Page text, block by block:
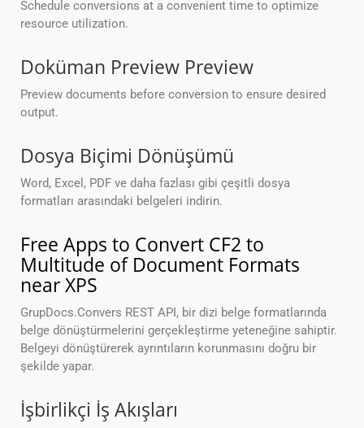
Schedule conversions at a convenient time to optimize
resource utilization.
Doküman Preview Preview
Preview documents before conversion to ensure desired
output.
Dosya Biçimi Dönüşümü
Word, Excel, PDF ve daha fazlası gibi çeşitli dosya
formatları arasındaki belgeleri indirin.
Free Apps to Convert CF2 to
Multitude of Document Formats
near XPS
GrupDocs.Convers REST API, bir dizi belge formatlarında
belge dönüştürmelerini gerçekleştirme yeteneğine sahiptir.
Belgeyi dönüştürerek ayrıntıların korunmasını doğru bir
şekilde yapar.
İşbirlikçi İş Akışları